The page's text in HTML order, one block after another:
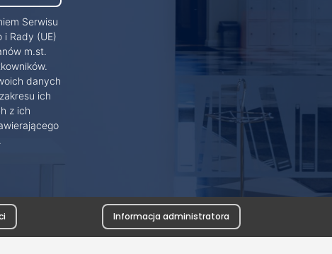
Serwisu
i Rady (UE)
m.st.
danych
ich
z ich
Informacja administratora